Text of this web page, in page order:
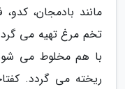
مانند بادمجان،
تخم مرغ تهیه می
با هم مخلوط می
ریخته می گردد.